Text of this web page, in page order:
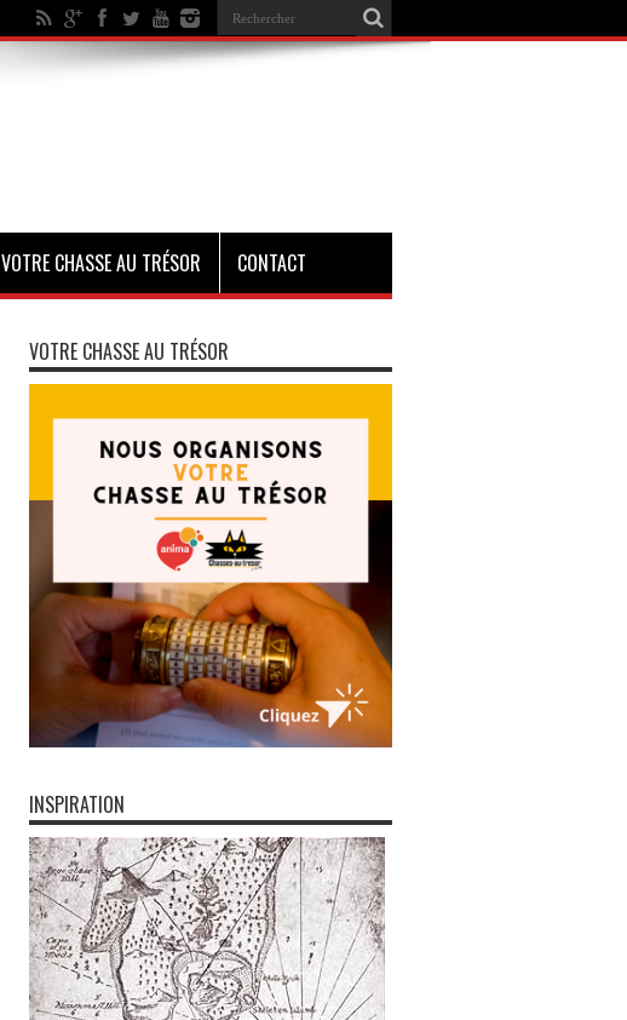
VOTRE CHASSE AU TRÉSOR CONTACT
VOTRE CHASSE AU TRÉSOR
INSPIRATION